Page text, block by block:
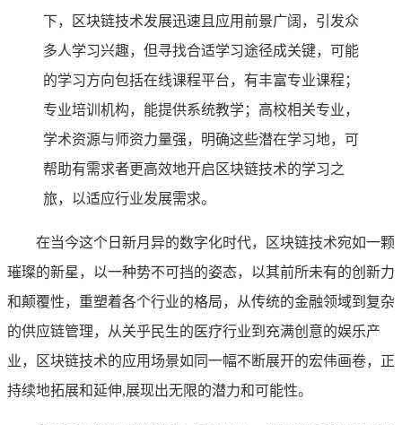
下，区块链技术发展迅速且应用前景广阔，引发众
多人学习兴趣，但寻找合适学习途径成关键，可能
的学习方向包括在线课程平台，有丰富专业课程；
专业培训机构，能提供系统教学；高校相关专业，
学术资源与师资力量强，明确这些潜在学习地，可
帮助有需求者更高效地开启区块链技术的学习之
旅，以适应行业发展需求。
在当今这个日新月异的数字化时代，区块链技术宛如一颗
璀璨的新星，以一种势不可挡的姿态，以其前所未有的创新力
和颠覆性，重塑着各个行业的格局，从传统的金融领域到复杂
的供应链管理，从关乎民生的医疗行业到充满创意的娱乐产
业，区块链技术的应用场景如同一幅不断展开的宏伟画卷，正
持续地拓展和延伸,展现出无限的潜力和可能性。